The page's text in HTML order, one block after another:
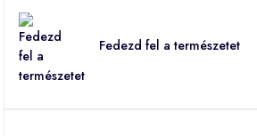
Fedezd fel a természetet